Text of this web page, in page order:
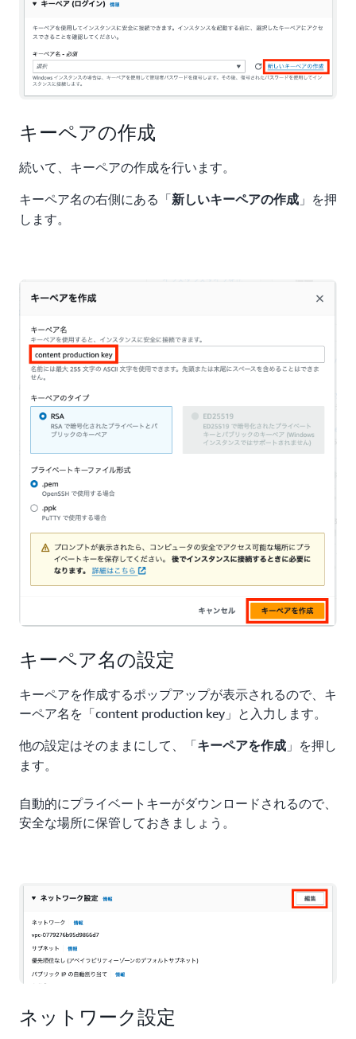
キーペアの作成
続いて、キーペアの作成を行います。
キーペア名の右側にある「新しいキーペアの作成 」を押
します。
キーペア名の設定
キーペアを作成するポップアップが表示されるので、キ
ーペア名を「content production key」と入力します。
他の設定はそのままにして、「キーペアを作成 」を押し
ます。
自動的にプライベートキーがダウンロードされるので、
安全な場所に保管しておきましょう。
ネットワーク設定